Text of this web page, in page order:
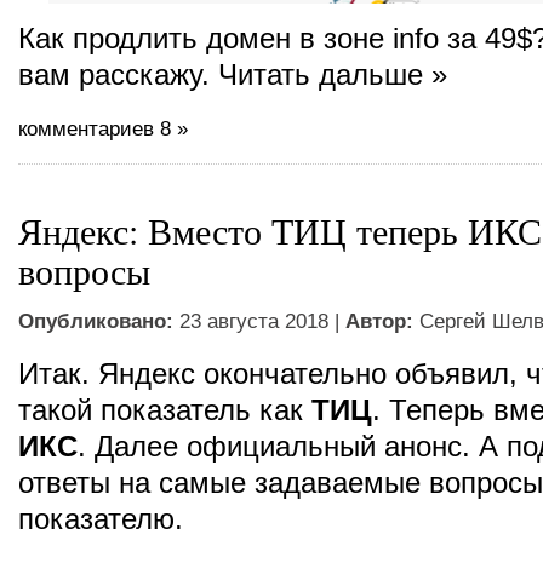
Как продлить домен в зоне info за
вам расскажу. Читать дальше »
комментариев 8 »
Яндекс: Вместо ТИЦ теперь
вопросы
Опубликовано: 23 августа 2018 | Автор: Сергей
Итак. Яндекс окончательно объявил,
такой показатель как ТИЦ. Теперь
ИКС. Далее официальный анонс. А
ответы на самые задаваемые
показателю.